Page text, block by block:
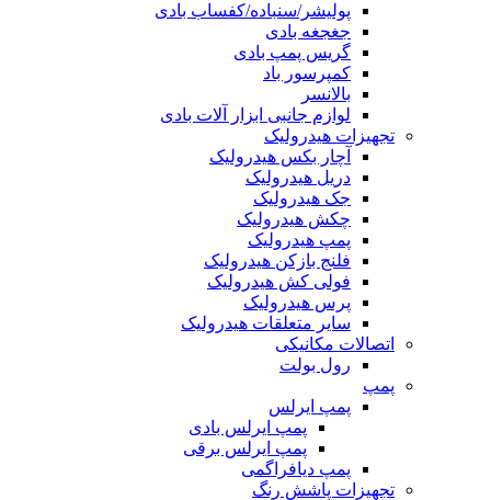
پولیشر/سنباده/کفساب بادی
جغجغه بادی
گریس پمپ بادی
کمپرسور باد
بالانسر
لوازم جانبی ابزار آلات بادی
تجهیزات هیدرولیک
آچار بکس هیدرولیک
دریل هیدرولیک
جک هیدرولیک
چکش هیدرولیک
پمپ هیدرولیک
فلنج بازکن هیدرولیک
فولی کش هیدرولیک
پرس هیدرولیک
سایر متعلقات هیدرولیک
اتصالات مکانیکی
رول بولت
پمپ
پمپ ایرلس
پمپ ایرلس بادی
پمپ ایرلس برقی
پمپ دیافراگمی
تجهیزات پاشش رنگ